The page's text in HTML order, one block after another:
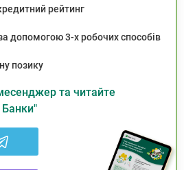
рейтинг
допомогою 3-х робочих способів
позику
та читайте
Банки"